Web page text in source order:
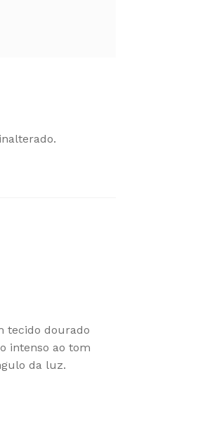
tecido dourado
intenso ao tom
da luz.